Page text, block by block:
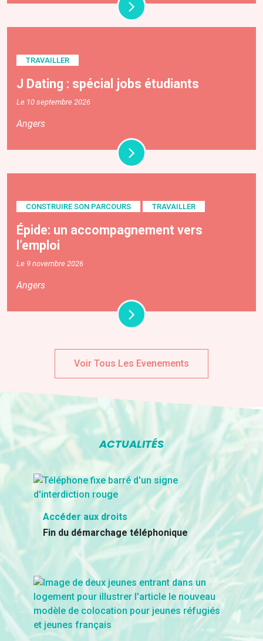
TRAVAILLER
J Dating : spécial jobs étudiants
Le 10 septembre 2026
Angers
CONSTRUIRE SON PARCOURS TRAVAILLER
Épide: un accompagnement vers
l’emploi
Le 9 novembre 2026
Angers
Voir Tous Les Evenements
ACTUALITÉS
Accéder aux droits
Fin du démarchage téléphonique